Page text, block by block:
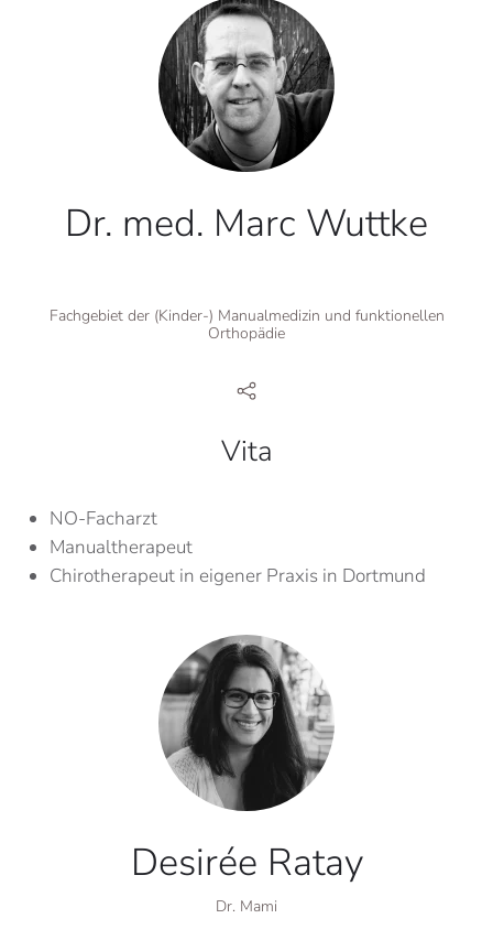
Dr. med. Marc Wuttke
Fachgebiet der (Kinder-) Manualmedizin und funktionellen
Orthopädie
Vita
NO-Facharzt
Manualtherapeut
Chirotherapeut in eigener Praxis in Dortmund
Desirée Ratay
Dr. Mami